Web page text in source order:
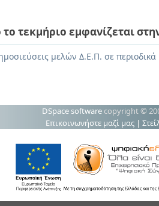
το τεκμήριο εμφανίζεται
μελών Δ.Ε.Π. σε περιοδικά
DSpace software copyright ©
Επικοινωνήστε μαζί μας |